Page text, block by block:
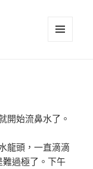
開始流鼻水了。
龍頭，一直滴滴
過極了。下午